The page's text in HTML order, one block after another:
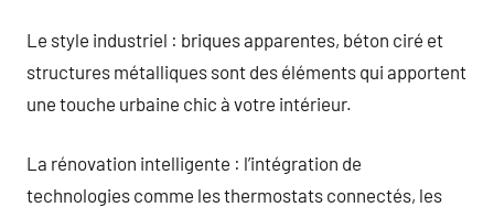
Le style industriel : briques apparentes, béton ciré et
structures métalliques sont des éléments qui apportent
une touche urbaine chic à votre intérieur.
La rénovation intelligente : l’intégration de
technologies comme les thermostats connectés, les